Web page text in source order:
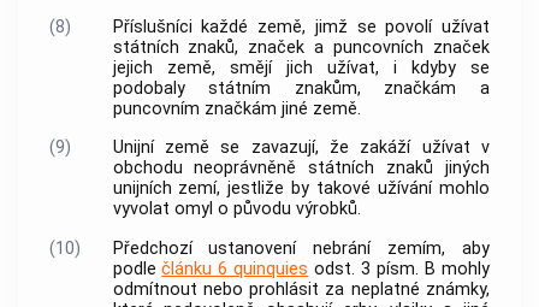
(8)
Příslušníci každé země, jimž se povolí užívat
státních znaků, značek a puncovních značek
jejich země, smějí jich užívat, i kdyby se
podobaly státním znakům, značkám a
puncovním značkám jiné země.
(9)
Unijní země se zavazují, že zakáží užívat v
obchodu neoprávněně státních znaků jiných
unijních zemí, jestliže by takové užívání mohlo
vyvolat omyl o původu výrobků.
(10)
Předchozí ustanovení nebrání zemím, aby
podlečlánku 6 quinquies odst. 3 písm. B mohly
odmítnout nebo prohlásit za neplatné známky,